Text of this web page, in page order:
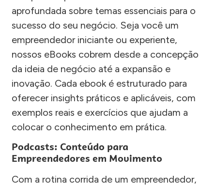
aprofundada sobre temas essenciais para o
sucesso do seu negócio. Seja você um
empreendedor iniciante ou experiente,
nossos eBooks cobrem desde a concepção
da ideia de negócio até a expansão e
inovação. Cada ebook é estruturado para
oferecer insights práticos e aplicáveis, com
exemplos reais e exercícios que ajudam a
colocar o conhecimento em prática.
Podcasts: Conteúdo para
Empreendedores em Movimento
Com a rotina corrida de um empreendedor,